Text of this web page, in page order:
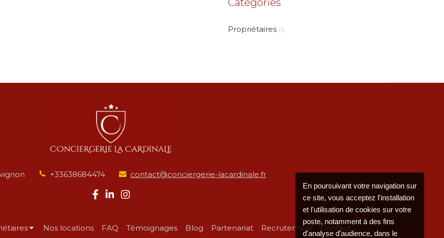
Catégories
Propriétaires (1)
+33638684474 contact@conciergerie-lacardinale.fr
Nos locations FAQ Témoignages Blog Partenariat Recrutement Contact
En poursuivant votre navigation sur
ce site, vous acceptez l'installation
et l'utilisation de cookies sur votre
poste, notamment à des fins
d'analyse d'audience, dans le